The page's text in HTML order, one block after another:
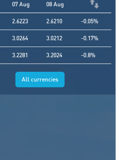
07 Aug 08 Aug
2.6223 2.6210 -0.05%
3.0264 3.0212 -0.17%
3.2281 3.2024 -0.8%
All currencies